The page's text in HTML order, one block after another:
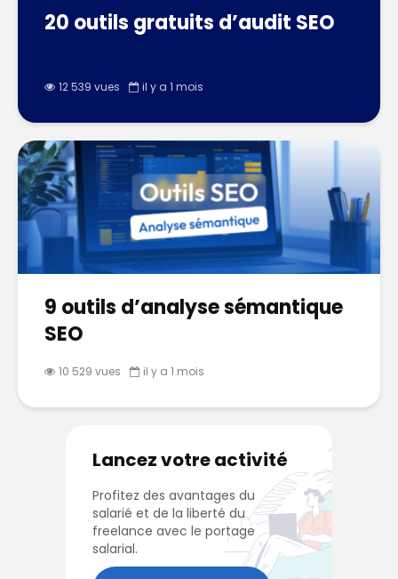
20 outils gratuits d’audit SEO
12 539 vues il y a 1 mois
9 outils d’analyse sémantique
SEO
10 529 vues il y a 1 mois
Lancez votre activité
Profitez des avantages du
salarié et de la liberté du
freelance avec le portage
salarial.